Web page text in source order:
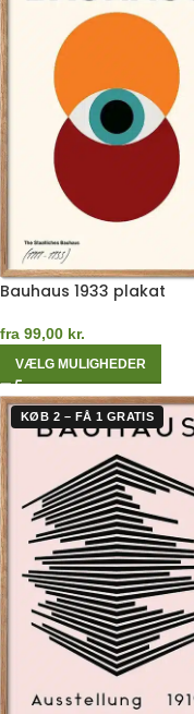
Bauhaus 1933 plakat
fra 99,00 kr.
VÆLG MULIGHEDER
KØB 2 – FÅ 1 GRATIS